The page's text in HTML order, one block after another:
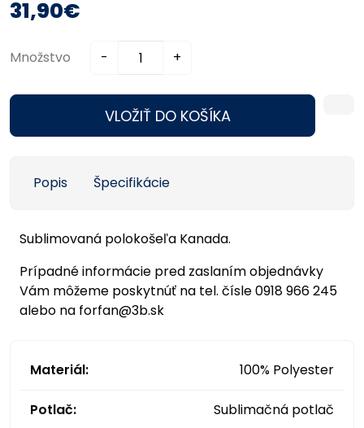
31,90€
Množstvo - +
VLOŽIŤ DO KOŠÍKA
Popis Špecifikácie
Sublimovaná polokošeľa Kanada.
Prípadné informácie pred zaslaním objednávky
Vám môžeme poskytnúť na tel. čísle 0918 966 245
alebo na forfan@3b.sk
Materiál: 100% Polyester
Potlač: Sublimačná potlač